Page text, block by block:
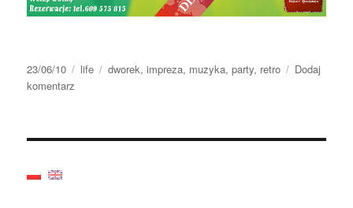
Data
publikacji
23/06/10 Kategorie
life Tagi
dworek,impreza, muzyka,party, retro
Dodaj
komentarz